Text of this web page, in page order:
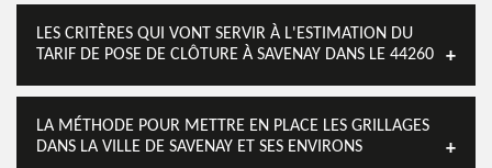
LES CRITÈRES QUI VONT SERVIR À L'ESTIMATION DU
TARIF DE POSE DE CLÔTURE À SAVENAY DANS LE 44260
LA MÉTHODE POUR METTRE EN PLACE LES GRILLAGES
DANS LA VILLE DE SAVENAY ET SES ENVIRONS